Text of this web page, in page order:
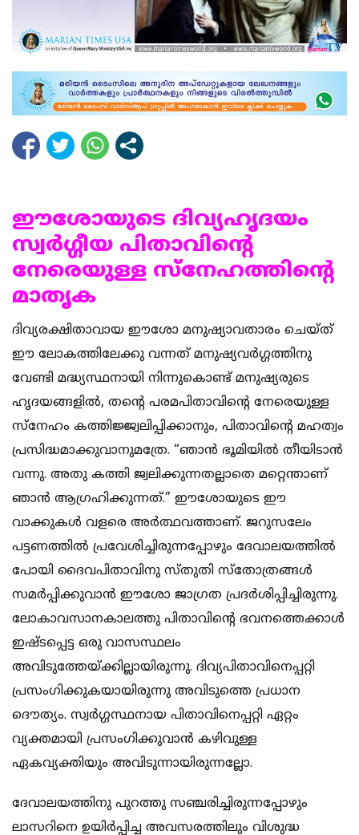
ഈശോയുടെ ദിവ്യഹൃദയം
സ്വര്‍ഗ്ഗീയ പിതാവിന്‍റെ
നേരെയുള്ള സ്നേഹത്തിന്‍റെ
മാതൃക
ദിവ്യരക്ഷിതാവായ ഈശോ മനുഷ്യാവതാരം ചെയ്ത്
ഈ ലോകത്തിലേക്കു വന്നത് മനുഷ്യവര്‍ഗ്ഗത്തിനു
വേണ്ടി മദ്ധ്യസ്ഥനായി നിന്നുകൊണ്ട് മനുഷ്യരുടെ
ഹൃദയങ്ങളില്‍, തന്‍റെ പരമപിതാവിന്‍റെ നേരെയുള്ള
സ്നേഹം കത്തിജ്ജ്വലിപ്പിക്കാനും, പിതാവിന്‍റെ മഹത്വം
പ്രസിദ്ധമാക്കുവാനുമത്രേ. “ഞാന്‍ ഭൂമിയില്‍ തീയിടാന്‍
വന്നു. അതു കത്തി ജ്വലിക്കുന്നതല്ലാതെ മറ്റെന്താണ്
ഞാന്‍ ആഗ്രഹിക്കുന്നത്.” ഈശോയുടെ ഈ
വാക്കുകള്‍ വളരെ അര്‍ത്ഥവത്താണ്. ജറുസലേം
പട്ടണത്തില്‍ പ്രവേശിച്ചിരുന്നപ്പോഴും ദേവാലയത്തില്‍
പോയി ദൈവപിതാവിനു സ്തുതി സ്തോത്രങ്ങള്‍
സമര്‍പ്പിക്കുവാന്‍ ഈശോ ജാഗ്രത പ്രദര്‍ശിപ്പിച്ചിരുന്നു.
ലോകാവസാനകാലത്തു പിതാവിന്‍റെ ഭവനത്തെക്കാള്‍
ഇഷ്ടപ്പെട്ട ഒരു വാസസ്ഥലം
അവിടുത്തേയ്ക്കില്ലായിരുന്നു. ദിവ്യപിതാവിനെപ്പറ്റി
പ്രസംഗിക്കുകയായിരുന്നു അവിടുത്തെ പ്രധാന
ദൌത്യം. സ്വര്‍ഗ്ഗസ്ഥനായ പിതാവിനെപ്പറ്റി ഏറ്റം
വ്യക്തമായി പ്രസംഗിക്കുവാന്‍ കഴിവുള്ള
ഏകവ്യക്തിയും അവിടുന്നായിരുന്നല്ലോ.
ദേവാലയത്തിനു പുറത്തു സഞ്ചരിച്ചിരുന്നപ്പോഴും
ലാസറിനെ ഉയിര്‍പ്പിച്ച അവസരത്തിലും വിശുദ്ധ